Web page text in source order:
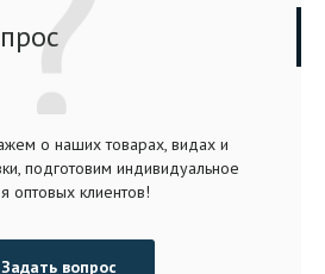
о наших товарах, видах и
подготовим индивидуальное
оптовых клиентов!
Задать вопрос